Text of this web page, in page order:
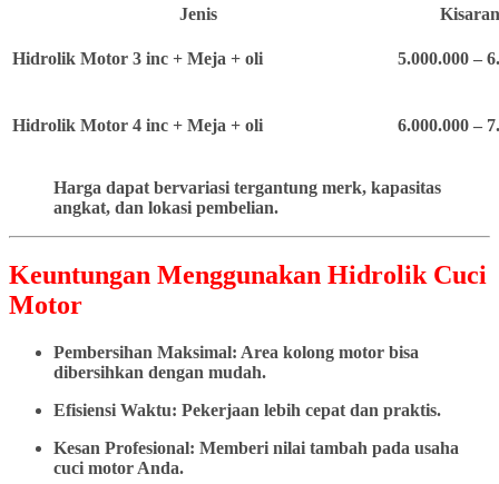
Jenis
Hidrolik Motor 3 inc + Meja + oli 5.000.000 –
Hidrolik Motor 4 inc + Meja + oli 6.000.000 –
Harga dapat bervariasi tergantung merk, kapasitas
angkat, dan lokasi pembelian.
Keuntungan Menggunakan Hidrolik Cuci
Motor
Pembersihan Maksimal: Area kolong motor bisa
dibersihkan dengan mudah.
Efisiensi Waktu: Pekerjaan lebih cepat dan praktis.
Kesan Profesional: Memberi nilai tambah pada usaha
cuci motor Anda.